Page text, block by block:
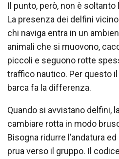
Il punto, però, non è soltanto
La presenza dei delfini
chi naviga entra in un
animali che si muovono,
piccoli e seguono rotte
traffico nautico. Per questo
barca fa la differenza.
Quando si avvistano delfini,
cambiare rotta in modo
Bisogna ridurre l’andatura
prua verso il gruppo. Il